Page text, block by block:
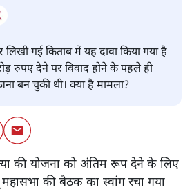
लिखी गई किताब में यह दावा किया गया है
रुपए देने पर विवाद होने के पहले ही
बन चुकी थी। क्या है मामला?
की योजना को अंतिम रूप देने के लिए
की बैठक का स्वांग रचा गया